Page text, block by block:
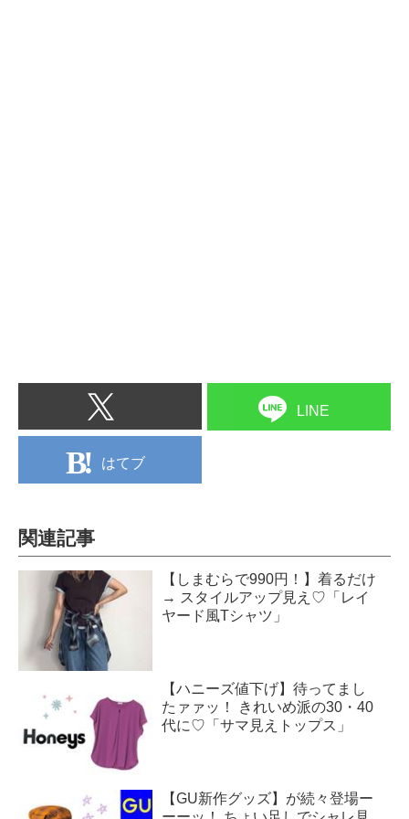
LINE
はてブ
関連記事
【しまむらで990円！】着るだけ
→ スタイルアップ見え♡「レイ
ヤード風Tシャツ」
【ハニーズ値下げ】待ってまし
たァァッ！ きれいめ派の30・40
代に♡「サマ見えトップス」
【GU新作グッズ】が続々登場ー